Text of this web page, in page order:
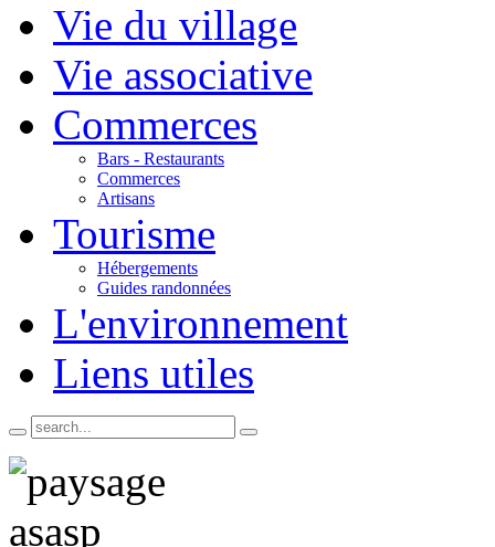
Vie du village
Vie associative
Commerces
Bars - Restaurants
Commerces
Artisans
Tourisme
Hébergements
Guides randonnées
L'environnement
Liens utiles